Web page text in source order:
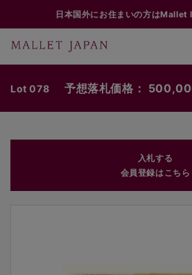
日本国外にお住まいの方は
Lot 078 予想落札価格：
入札する
会員登録はこちら